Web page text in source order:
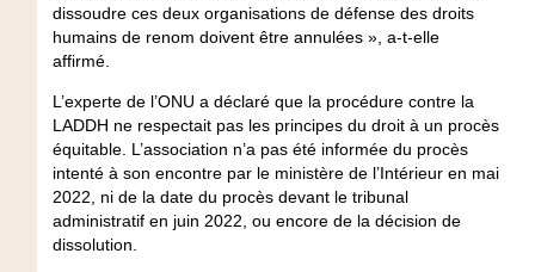
dissoudre ces deux organisations de défense des droits
humains de renom doivent être annulées », a-t-elle
affirmé.
L’experte de l’ONU a déclaré que la procédure contre la
LADDH ne respectait pas les principes du droit à un procès
équitable. L’association n’a pas été informée du procès
intenté à son encontre par le ministère de l’Intérieur en mai
2022, ni de la date du procès devant le tribunal
administratif en juin 2022, ou encore de la décision de
dissolution.